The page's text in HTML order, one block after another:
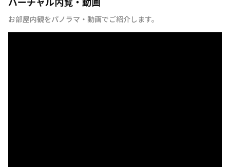
お部屋内観をパノラマ・動画でご紹介します。